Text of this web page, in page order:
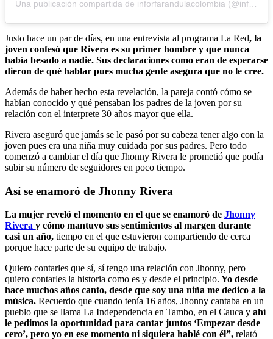
Justo hace un par de días, en una entrevista al programa La Red, la
joven confesó que Rivera es su primer hombre y que nunca
había besado a nadie. Sus declaraciones como eran de esperarse
dieron de qué hablar pues mucha gente asegura que no le cree.
Además de haber hecho esta revelación, la pareja contó cómo se
habían conocido y qué pensaban los padres de la joven por su
relación con el interprete 30 años mayor que ella.
Rivera aseguró que jamás se le pasó por su cabeza tener algo con la
joven pues era una niña muy cuidada por sus padres. Pero todo
comenzó a cambiar el día que Jhonny Rivera le prometió que podía
subir su número de seguidores en poco tiempo.
Así se enamoró de Jhonny Rivera
La mujer reveló el momento en el que se enamoró de Jhonny
Rivera y cómo mantuvo sus sentimientos al margen durante
casi un año, tiempo en el que estuvieron compartiendo de cerca
porque hace parte de su equipo de trabajo.
Quiero contarles que sí, sí tengo una relación con Jhonny, pero
quiero contarles la historia como es y desde el principio. Yo desde
hace muchos años canto, desde que soy una niña me dedico a la
música. Recuerdo que cuando tenía 16 años, Jhonny cantaba en un
pueblo que se llama La Independencia en Tambo, en el Cauca y ahí
le pedimos la oportunidad para cantar juntos ‘Empezar desde
cero’, pero yo en ese momento ni siquiera hablé con él”, relató